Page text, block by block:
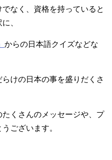
なく、資格を持っていると
、
からの日本語クイズなどな
けの日本の事を盛りだくさ
たくさんのメッセージや、プ
ございます。